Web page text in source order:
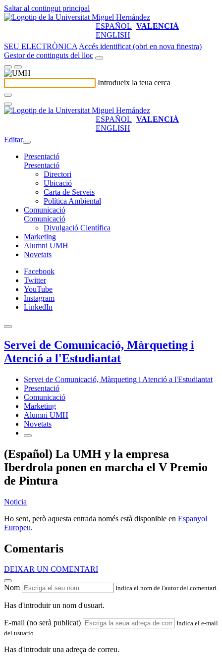
Saltar al contingut principal
ESPAÑOL VALENCIÀ
ENGLISH
SEU ELECTRÒNICA Accés identificat (obri en nova finestra)
Gestor de continguts del lloc
Introdueix la teua cerca
ESPAÑOL VALENCIÀ
ENGLISH
Editar
Presentació
Presentació
Directori
Ubicació
Carta de Serveis
Política Ambiental
Comunicació
Comunicació
Divulgació Científica
Marketing
Alumni UMH
Novetats
Facebook
Twitter
YouTube
Instagram
LinkedIn
Servei de Comunicació, Màrqueting i
Atenció a l'Estudiantat
Servei de Comunicació, Màrqueting i Atenció a l'Estudiantat
Presentació
Comunicació
Marketing
Alumni UMH
Novetats
(Español) La UMH y la empresa
Iberdrola ponen en marcha el V Premio
de Pintura
Noticia
Ho sent, però aquesta entrada només està disponible en Espanyol
Europeu.
Comentaris
DEIXAR UN COMENTARI
Nom Indica el nom de l'autor del comentari.
Has d'introduir un nom d'usuari.
E-mail (no serà publicat)
Indica el e-mail
del usuario.
Has d'introduir una adreça de correu.